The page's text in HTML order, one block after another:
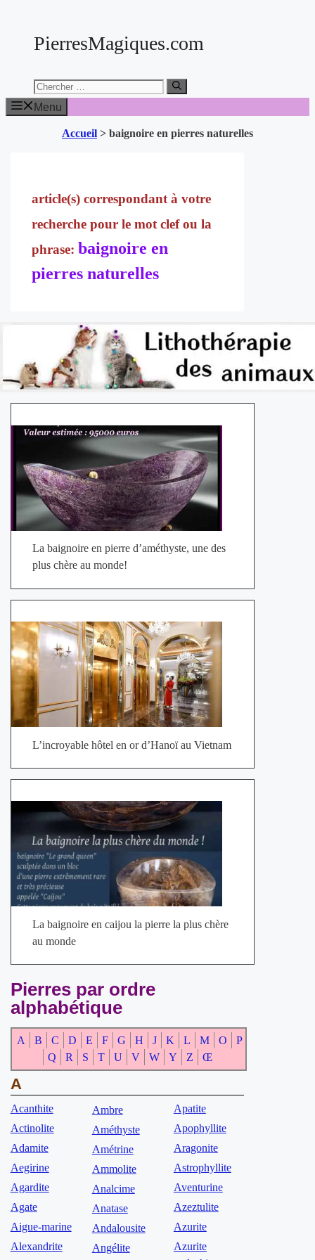
contenuPierresMagiques.com
Chercher:
Menu
Accueil > baignoire en pierres naturelles
baignoire en
pierres naturelles
La baignoire en pierre d’améthyste, une des
plus chère au monde!
L’incroyable hôtel en or d’Hanoï au Vietnam
La baignoire en caijou la pierre la plus chère
au monde
Pierres par ordre
alphabétique
A B C D E F G H J K L M O
P
Q
R S T U V W Y Z Œ
A
Acanthite
Actinolite
Adamite
Aegirine
Agardite
Agate
Aigue-marine
Alexandrite
Ambre
Améthyste
Amétrine
Ammolite
Analcime
Anatase
Andalousite
Angélite
Apatite
Apophyllite
Aragonite
Astrophyllite
Aventurine
Azeztulite
Azurite
Azurite